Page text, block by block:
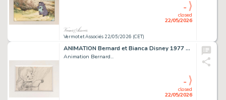
Vermot et Associés 22/05/2026 (CET)
closed
22/05/2026
-
ANIMATION Bernard et Bianca Disney 1977 Storyboard...
Animation Bernard...
closed
22/05/2026
-